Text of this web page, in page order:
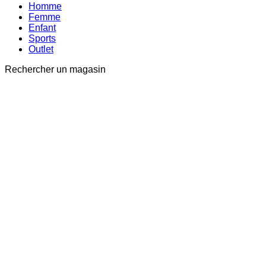
Homme
Femme
Enfant
Sports
Outlet
Rechercher un magasin